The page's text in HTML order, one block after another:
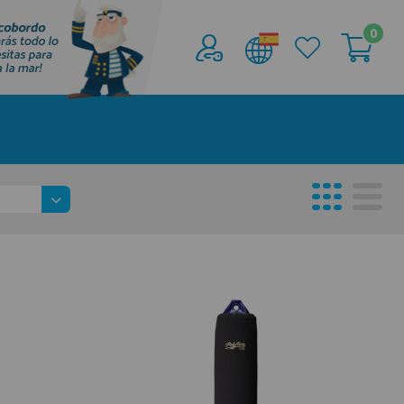
Acceder al
Área profesionales
Únete ya a los mas de de 500 Profesionales de
la Náutica
0